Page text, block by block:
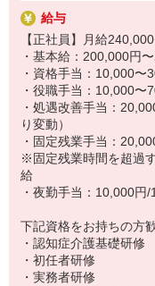
※医療行為はありません
▼働きたくなるポイント
・患者さんの感謝がダイ
・「まずは見て学ぶ」 ゆ
・研修体制が充実してい
ト！
履歴書作成・面接対策の
まずはお気軽にご応募く
給与
【正社員】月給
・基本給：200,000円
・資格手当：10,000〜
・役職手当：10,000〜
・処遇改善手当：
り変動）
・固定残業手当：
※固定残業時間を超過
給
・夜勤手当：10,000円/
下記資格をお持ちの方
・認知症介護基礎研修
・初任者研修
・実務者研修